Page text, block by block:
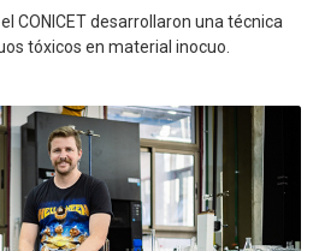
CONICET desarrollaron una técnica
tóxicos en material inocuo.